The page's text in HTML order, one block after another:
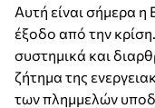
Αυτή είναι σήμερα
έξοδο από την
συστημικά και
ζήτημα της
των πλημμελών